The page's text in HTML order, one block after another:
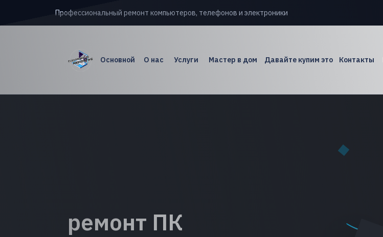
Профессиональный ремонт компьютеров, телефонов и электроники
Основной О нас Услуги Мастер в дом Давайте купим это Контакты
ремонт ПК